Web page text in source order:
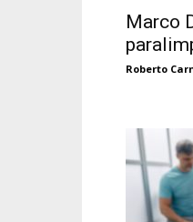
Marco
Roberto